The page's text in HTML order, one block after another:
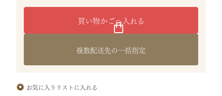
ッツピューレ、オリゴ糖、小麦粉、バナナ、バナナピューレ、オレン
ジジュース、牛乳、バター、洋酒、チョコレート、チョコレートコー
チング、ゼラチン／トレハロース、糊料（ペクチン、加工でん粉）、
着色料（クチナシ）、乳化剤（大豆由来）、香料
箱から取り出し、トレーに入った状態で冷蔵庫に入れて解凍し、お
召し上がりください。
(解凍時間目安：7～8時間)
複数配送先の一括指定
お気に入りリストに入れる